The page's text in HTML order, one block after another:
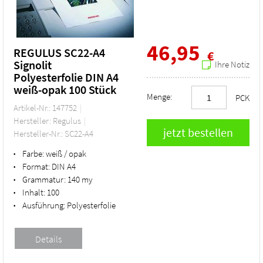
REGULUS SC22-A4
Signolit
Polyesterfolie DIN A4
weiß-opak 100 Stück
Artikel-Nr.: 147752
Hersteller: Regulus
Hersteller-Nr.: SC22-A4
• Farbe:weiß / opak
• Format: DIN A4
• Grammatur: 140 my
• Inhalt: 100
• Ausführung: Polyesterfolie
46,95 €
Ihre Notiz
Menge: PCK